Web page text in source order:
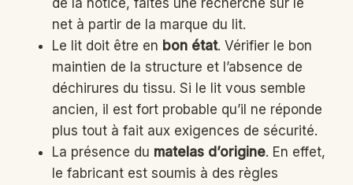
de la notice, faîtes une recherche sur le
net à partir de la marque du lit.
Le lit doit être en bon état. Vérifier le bon
maintien de la structure et l’absence de
déchirures du tissu. Si le lit vous semble
ancien, il est fort probable qu’il ne réponde
plus tout à fait aux exigences de sécurité.
La présence du matelas d’origine. En effet,
le fabricant est soumis à des règles